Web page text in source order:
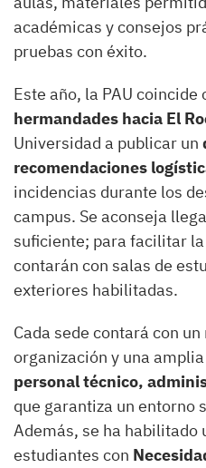
académicas y consejos
pruebas con éxito.
Este año, la PAU coincide
hermandades hacia El
Universidad a publicar un
recomendaciones
incidencias durante los
campus. Se aconseja
suficiente; para facilitar
contarán con salas de
exteriores habilitadas.
Cada sede contará con
organización y una
personal técnico,
que garantiza un entorno
Además, se ha habilitado
estudiantes con